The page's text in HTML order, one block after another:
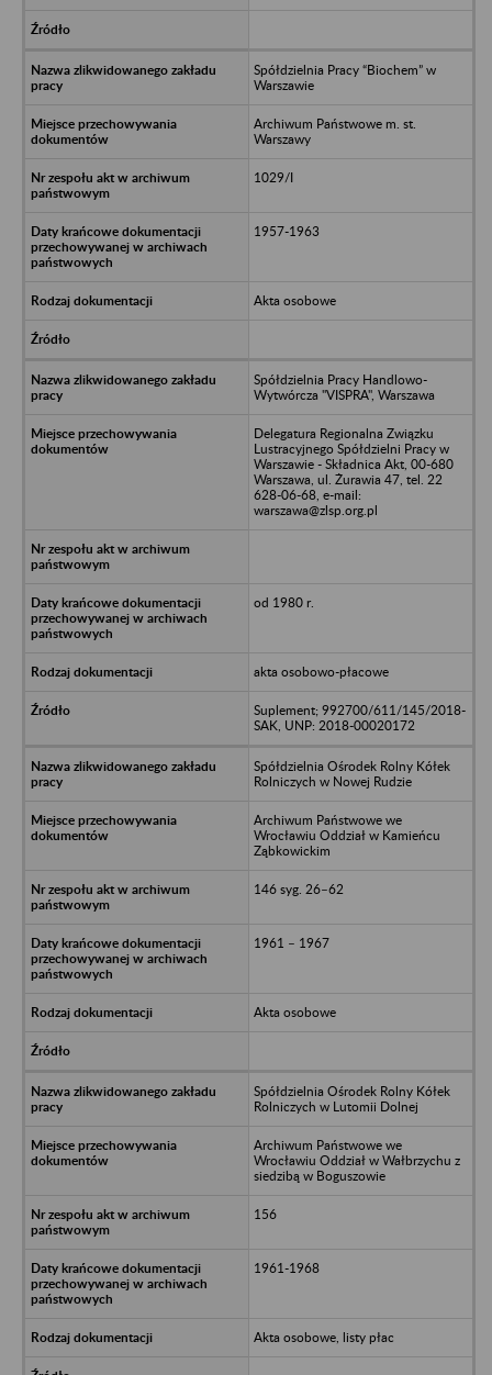
Spółdzielnia Pracy “Biochem” w
Warszawie
Archiwum Państwowe m. st.
Warszawy
1029/I
1957-1963
Akta osobowe
Spółdzielnia Pracy Handlowo-
Wytwórcza "VISPRA", Warszawa
Delegatura Regionalna Związku
Lustracyjnego Spółdzielni Pracy w
Warszawie - Składnica Akt, 00-680
Warszawa, ul. Żurawia 47, tel. 22
628-06-68, e-mail:
warszawa@zlsp.org.pl
od 1980 r.
akta osobowo-płacowe
Suplement; 992700/611/145/2018-
SAK, UNP: 2018-00020172
Spółdzielnia Ośrodek Rolny Kółek
Rolniczych w Nowej Rudzie
Archiwum Państwowe we
Wrocławiu Oddział w Kamieńcu
Ząbkowickim
146 syg. 26–62
1961 – 1967
Akta osobowe
Spółdzielnia Ośrodek Rolny Kółek
Rolniczych w Lutomii Dolnej
Archiwum Państwowe we
Wrocławiu Oddział w Wałbrzychu z
siedzibą w Boguszowie
156
1961-1968
Akta osobowe, listy płac